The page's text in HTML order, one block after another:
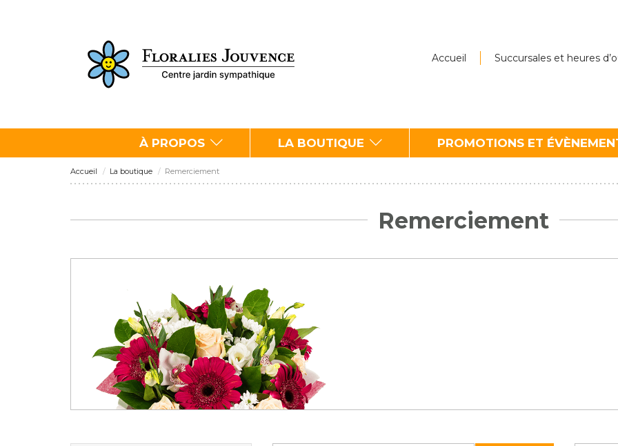
Accueil Succursales et heures
À PROPOS LA BOUTIQUE PROMOTIONS ET
Accueil La boutique Remerciement
Remerciement